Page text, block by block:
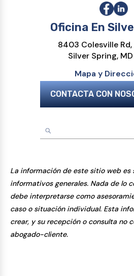
Oficina En
8403 Colesville
Silver Spring,
Mapa y
CONTACTA CON
La información de este sitio web es
informativos generales. Nada de lo
debe interpretarse como
caso o situación individual. Esta
crear, y su recepción o consulta no
abogado-cliente.